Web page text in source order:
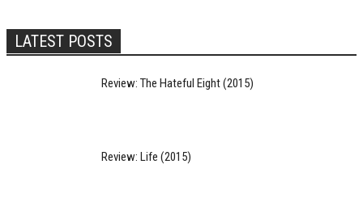
LATEST POSTS
Review: The Hateful Eight (2015)
Review: Life (2015)